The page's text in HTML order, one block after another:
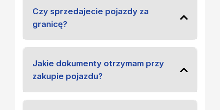
Czy sprzedajecie pojazdy za
granicę?
Jakie dokumenty otrzymam przy
zakupie pojazdu?